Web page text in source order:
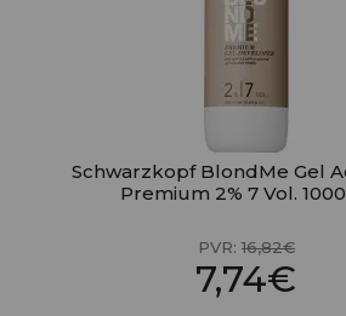
Schwarzkopf BlondMe Gel
Premium 2% 7 Vol.
PVR: 16,82€
7,74€